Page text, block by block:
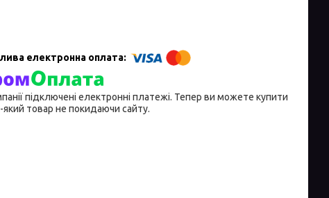
підключені електронні платежі. Тепер ви можете купити
товар не покидаючи сайту.